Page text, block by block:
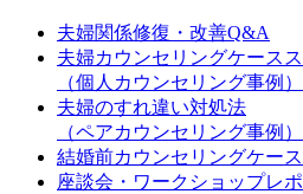
夫婦関係修復・改善Q&A
夫婦カウンセリングケース
（個人カウンセリング事例）
夫婦のすれ違い対処法
（ペアカウンセリング事例）
結婚前カウンセリングケー
座談会・ワークショップレポ